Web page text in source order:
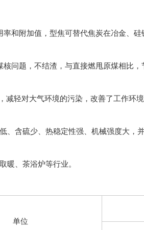
附加值，型焦可替代焦炭在冶金、硅
题，不结渣，与直接燃甩原煤相比，
轻对大气环境的污染，改善了工作环境
含硫少、热稳定性强、机械强度大，并
、茶浴炉等行业。
单位